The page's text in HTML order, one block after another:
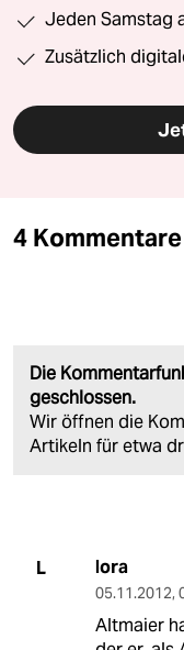
Jeden Samstag
Zusätzlich
4 Kommentare
Die
geschlossen.
Wir öffnen die
Artikeln für etwa
L lora
05.11.2012,
Altmaier